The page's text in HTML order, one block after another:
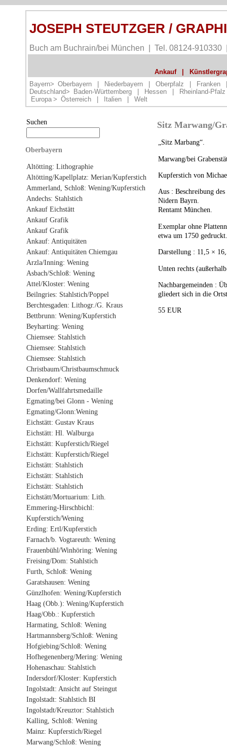
JOSEPH STEUTZGER /
Buch am Buchrain/bei München | Tel. 08124-
Ankauf
Bayern> Oberbayern Niederbayern Oberpfalz Franken
Deutschland>
Baden-Württemberg Hessen
Rheinland-Pfalz
Europa > Österreich Italien Welt
Suchen
Oberbayern
Altötting: Lithographie
Altötting/Kapellplatz: Merian/Kupferstich
Ammerland, Schloß: Wening/Kupferstich
Andechs: Stahlstich
Ankauf Eichstätt
Ankauf Grafik
Ankauf Grafik
Ankauf: Antiquitäten
Ankauf: Antiquitäten Chiemgau
Arzla/Inning: Wening
Asbach/Schloß: Wening
Attel/Kloster: Wening
Beilngries: Stahlstich/Poppel
Berchtesgaden: Lithogr./G. Kraus
Bettbrunn: Wening/Kupferstich
Beyharting: Wening
Chiemsee: Stahlstich
Chiemsee: Stahlstich
Chiemsee: Stahlstich
Christbaum/Christbaumschmuck
Denkendorf: Wening
Dorfen/Wallfahrtsmedaille
Egmating/bei Glonn - Wening
Egmating/Glonn:Wening
Eichstätt: Gustav Kraus
Eichstätt: Hl. Walburga
Eichstätt: Kupferstich/Riegel
Eichstätt: Kupferstich/Riegel
Eichstätt: Stahlstich
Eichstätt: Stahlstich
Eichstätt: Stahlstich
Eichstätt/Mortuarium: Lith.
Emmering-Hirschbichl:
Kupferstich/Wening
Erding: Ertl/Kupferstich
Farnach/b. Vogtareuth: Wening
Frauenbühl/Winhöring: Wening
Freising/Dom: Stahlstich
Furth, Schloß: Wening
Garatshausen: Wening
Günzlhofen: Wening/Kupferstich
Haag (Obb.): Wening/Kupferstich
Haag/Obb.: Kupferstich
Harmating, Schloß: Wening
Hartmannsberg/Schloß: Wening
Hofgiebing/Schloß: Wening
Hofhegenenberg/Mering: Wening
Hohenaschau: Stahlstich
Indersdorf/Kloster: Kupferstich
Ingolstadt: Ansicht auf Steingut
Ingolstadt: Stahlstich BI
Ingolstadt/Kreuztor: Stahlstich
Kalling, Schloß: Wening
Mainz: Kupferstich/Riegel
Marwang/Schloß: Wening
Sitz Marwang/
„Sitz Marbang“.
Marwang/bei
Kupferstich von
Aus : Beschreibung
Nidern Bayrn.
Rentamt München.
Exemplar ohne
etwa um 1750
Darstellung : 11,5 ×
Unten rechts
Nachbargemeinden :
gliedert sich in die
55 EUR